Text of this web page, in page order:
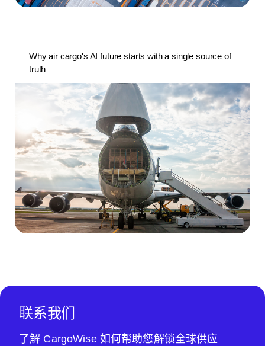
Why air cargo's AI future starts with a single source of
truth
联系我们
了解 CargoWise 如何帮助您解锁全球供应